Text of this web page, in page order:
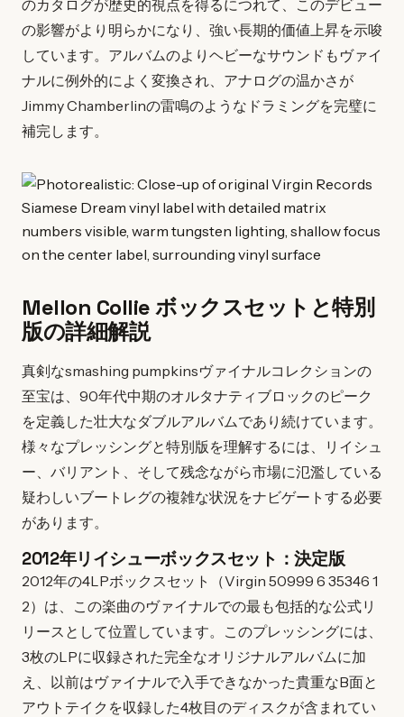
のカタログが歴史的視点を得るにつれて、このデビュー
の影響がより明らかになり、強い長期的価値上昇を示唆
しています。アルバムのよりヘビーなサウンドもヴァイ
ナルに例外的によく変換され、アナログの温かさが
Jimmy Chamberlinの雷鳴のようなドラミングを完璧に
補完します。
Mellon Collie ボックスセットと特別
版の詳細解説
真剣なsmashing pumpkinsヴァイナルコレクションの
至宝は、90年代中期のオルタナティブロックのピーク
を定義した壮大なダブルアルバムであり続けています。
様々なプレッシングと特別版を理解するには、リイシュ
ー、バリアント、そして残念ながら市場に氾濫している
疑わしいブートレグの複雑な状況をナビゲートする必要
があります。
2012年リイシューボックスセット：決定版
2012年の4LPボックスセット（Virgin 50999 6 35346 1
2）は、この楽曲のヴァイナルでの最も包括的な公式リ
リースとして位置しています。このプレッシングには、
3枚のLPに収録された完全なオリジナルアルバムに加
え、以前はヴァイナルで入手できなかった貴重なB面と
アウトテイクを収録した4枚目のディスクが含まれてい